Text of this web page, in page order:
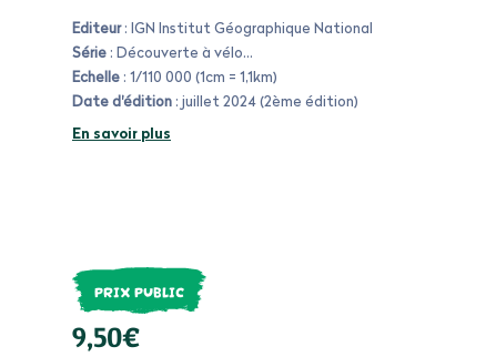
Editeur: IGN Institut Géographique National
Série : Découverte à vélo
Echelle : 1/110 000 (1cm = 1,1km)
Date d'édition : juillet 2024 (2ème édition)
En savoir plus
PRIX PUBLIC
9,50€